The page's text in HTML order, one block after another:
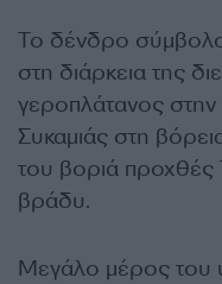
Το δένδρο
στη διάρκεια της
γεροπλάτανος
Συκαμιάς στη
του βοριά προχθές
βράδυ.
Μεγάλο μέρος του